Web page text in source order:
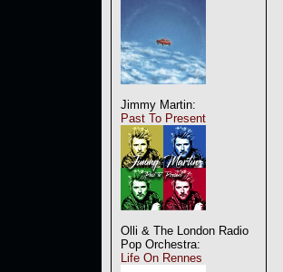
Jimmy Martin:
Past To Present
Olli & The London Radio
Pop Orchestra:
Life On Rennes